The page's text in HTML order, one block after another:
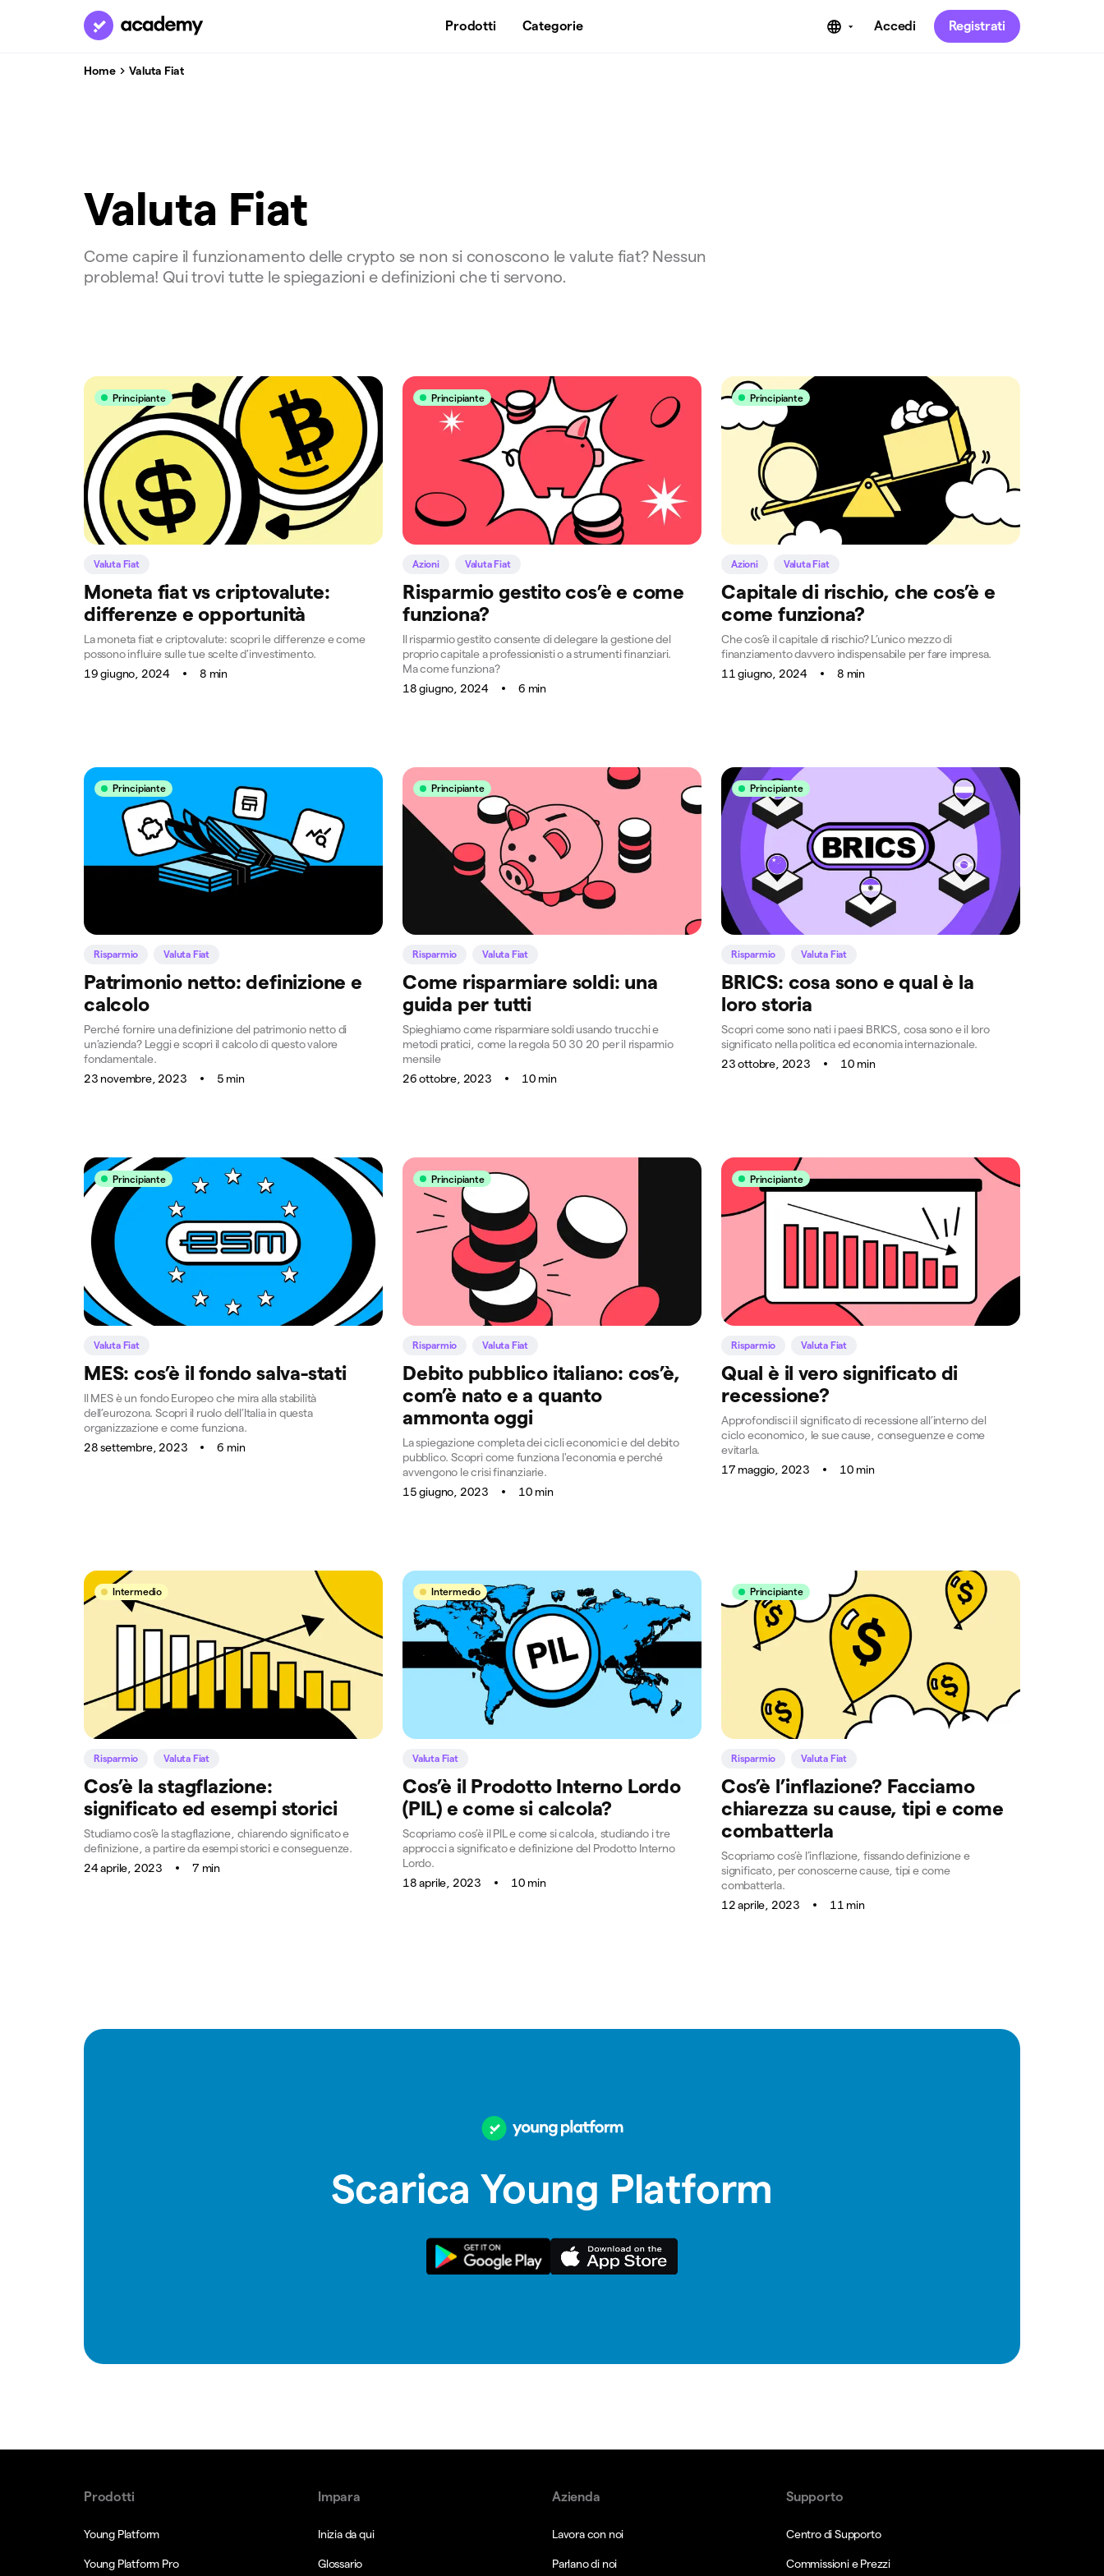
Prodotti Categorie Accedi Registrati
Home Valuta Fiat
Valuta Fiat
Come capire il funzionamento delle crypto se non si conoscono le valute fiat? Nessun
problema! Qui trovi tutte le spiegazioni e definizioni che ti servono.
Principiante
Valuta Fiat
Moneta fiat vs criptovalute:
differenze e opportunità
La moneta fiat e criptovalute: scopri le differenze e come
possono influire sulle tue scelte d'investimento.
19 giugno, 2024
8 min
Principiante
Azioni Valuta Fiat
Risparmio gestito cos’è e come
funziona?
Il risparmio gestito consente di delegare la gestione del
proprio capitale a professionisti o a strumenti finanziari.
Ma come funziona?
18 giugno, 2024
6 min
Principiante
Azioni Valuta Fiat
Capitale di rischio, che cos’è e
come funziona?
Che cos’è il capitale di rischio? L’unico mezzo di
finanziamento davvero indispensabile per fare impresa.
11 giugno, 2024
8 min
Principiante
Risparmio Valuta Fiat
Patrimonio netto: definizione e
calcolo
Perché fornire una definizione del patrimonio netto di
un’azienda? Leggi e scopri il calcolo di questo valore
fondamentale.
23 novembre, 2023
5 min
Principiante
Risparmio Valuta Fiat
Come risparmiare soldi: una
guida per tutti
Spieghiamo come risparmiare soldi usando trucchi e
metodi pratici, come la regola 50 30 20 per il risparmio
mensile
26 ottobre, 2023
10 min
Principiante
Risparmio Valuta Fiat
BRICS: cosa sono e qual è la
loro storia
Scopri come sono nati i paesi BRICS, cosa sono e il loro
significato nella politica ed economia internazionale.
23 ottobre, 2023
10 min
Principiante
Valuta Fiat
MES: cos’è il fondo salva-stati
Il MES è un fondo Europeo che mira alla stabilità
dell’eurozona. Scopri il ruolo dell’Italia in questa
organizzazione e come funziona.
28 settembre, 2023
6 min
Principiante
Risparmio Valuta Fiat
Debito pubblico italiano: cos’è,
com’è nato e a quanto
ammonta oggi
La spiegazione completa dei cicli economici e del debito
pubblico. Scopri come funziona l'economia e perché
avvengono le crisi finanziarie.
15 giugno, 2023
10 min
Principiante
Risparmio Valuta Fiat
Qual è il vero significato di
recessione?
Approfondisci il significato di recessione all’interno del
ciclo economico, le sue cause, conseguenze e come
evitarla.
17 maggio, 2023
10 min
Intermedio
Risparmio Valuta Fiat
Cos’è la stagflazione:
significato ed esempi storici
Studiamo cos’è la stagflazione, chiarendo significato e
definizione, a partire da esempi storici e conseguenze.
24 aprile, 2023
7 min
Intermedio
Valuta Fiat
Cos’è il Prodotto Interno Lordo
(PIL) e come si calcola?
Scopriamo cos’è il PIL e come si calcola, studiando i tre
approcci a significato e definizione del Prodotto Interno
Lordo.
18 aprile, 2023
10 min
Principiante
Risparmio Valuta Fiat
Cos’è l’inflazione? Facciamo
chiarezza su cause, tipi e come
combatterla
Scopriamo cos’è l’inflazione, fissando definizione e
significato, per conoscerne cause, tipi e come
combatterla.
12 aprile, 2023
11 min
Scarica Young Platform
Prodotti
Young Platform
Young Platform Pro
Impara
Inizia da qui
Glossario
Azienda
Lavora con noi
Parlano di noi
Supporto
Centro di Supporto
Commissioni e Prezzi